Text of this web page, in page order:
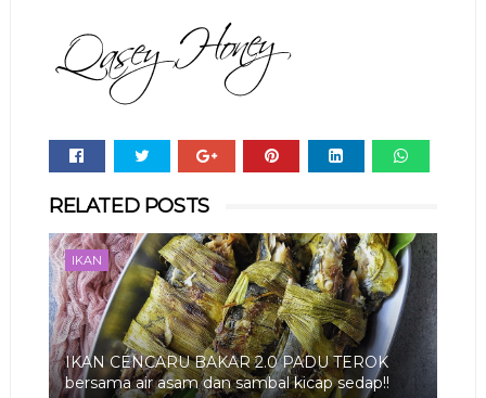
RELATED POSTS
IKAN
IKAN CENCARU BAKAR 2.0 PADU TEROK
bersama air asam dan sambal kicap sedap!!